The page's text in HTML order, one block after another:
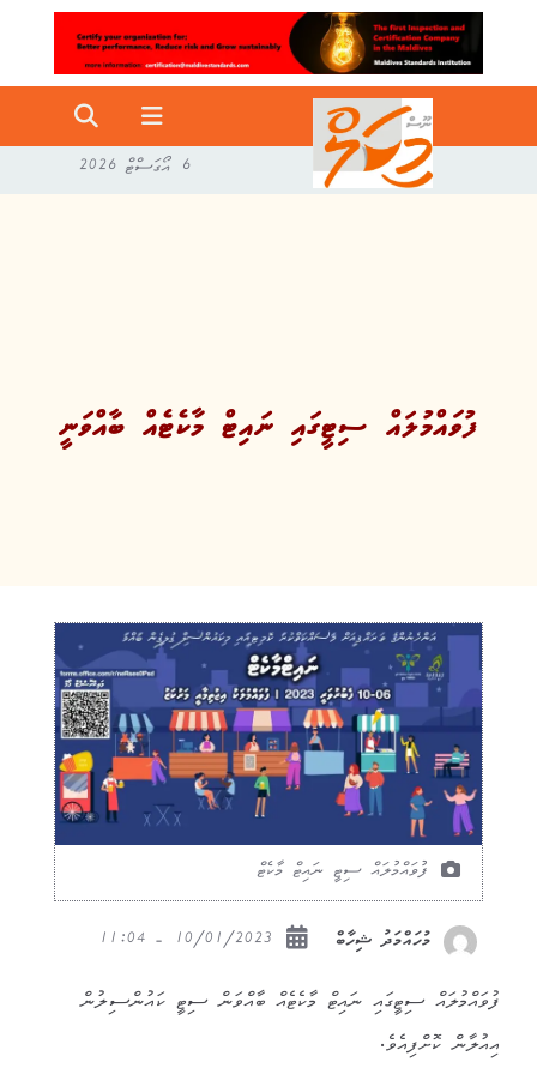
6 އޯގަސްޓް 2026
ފުވައްމުލައް ސިޓީގައި ނައިޓް މާކެޓެއް ބާއްވަނީ
ފުވައްމުލައް ސިޓީ ނައިޓް މާކެޓް
މުހައްމަދު ޝިހާބް
ފުވައްމުލައް ސިޓީގައި ނައިޓް މާކެޓެއް ބާއްވަން ސިޓީ ކައުންސިލުން
އިއުލާން ކޮށްފިއެވެ.